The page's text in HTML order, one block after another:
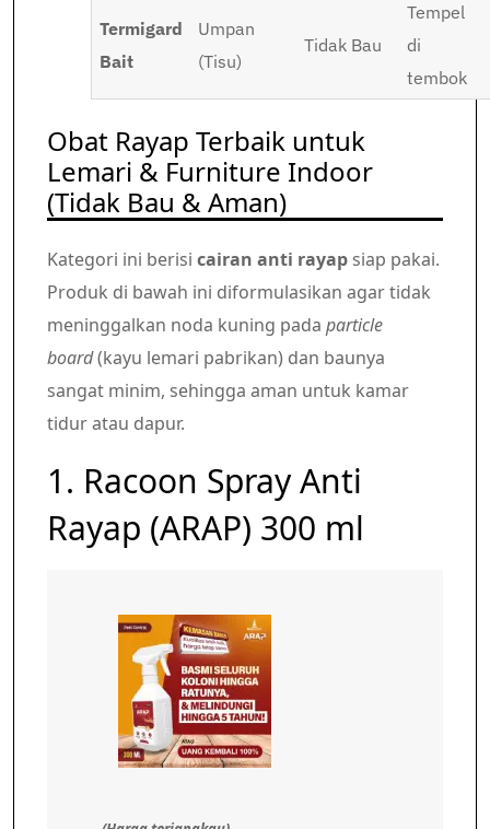
Termigard
Bait
Umpan
(Tisu)
Tidak Bau
Tempel
di
tembok
Obat Rayap Terbaik untuk
Lemari & Furniture Indoor
(Tidak Bau & Aman)
Kategori ini berisi cairan anti rayap siap pakai.
Produk di bawah ini diformulasikan agar tidak
meninggalkan noda kuning pada particle
board(kayu lemari pabrikan) dan baunya
sangat minim, sehingga aman untuk kamar
tidur atau dapur.
1. Racoon Spray Anti
Rayap (ARAP) 300 ml